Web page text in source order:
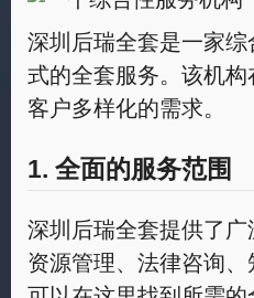
深圳后瑞全套是一家
式的全套服务。该机
客户多样化的需求。
1. 全面的服务范围
深圳后瑞全套提供了
资源管理、法律咨询